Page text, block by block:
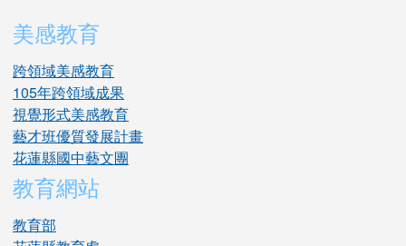
美感教育
跨領域美感教育
105年跨領域成果
視覺形式美感教育
藝才班優質發展計畫
花蓮縣國中藝文團
教育網站
教育部